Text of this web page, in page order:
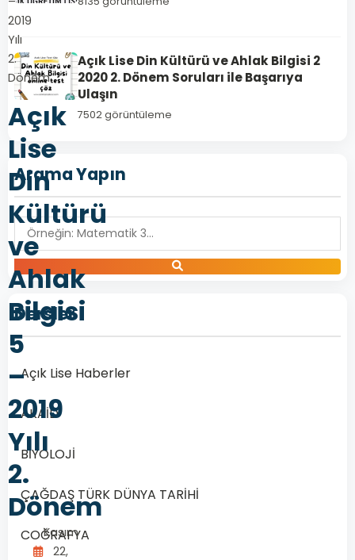
2019
Yılı
2.
Dönem
Açık
Lise
Din
Kültürü
ve
Ahlak
Bilgisi
5
–
2019
Yılı
2.
Dönem
Kasım
22,
Açık Lise Din Kültürü ve Ahlak Bilgisi 2
2020 2. Dönem Soruları ile Başarıya
Ulaşın
7502 görüntüleme
Arama Yapın
Dersler
Açık Lise Haberler
AKAİD
BİYOLOJİ
ÇAĞDAŞ TÜRK DÜNYA TARİHİ
COĞRAFYA